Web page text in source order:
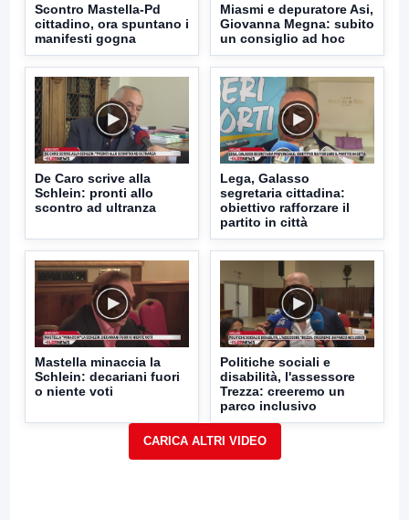
Scontro Mastella-Pd
cittadino, ora spuntano i
manifesti gogna
Miasmi e depuratore Asi,
Giovanna Megna: subito
un consiglio ad hoc
De Caro scrive alla
Schlein: pronti allo
scontro ad ultranza
Lega, Galasso
segretaria cittadina:
obiettivo rafforzare il
partito in città
Mastella minaccia la
Schlein: decariani fuori
o niente voti
Politiche sociali e
disabilità, l'assessore
Trezza: creeremo un
parco inclusivo